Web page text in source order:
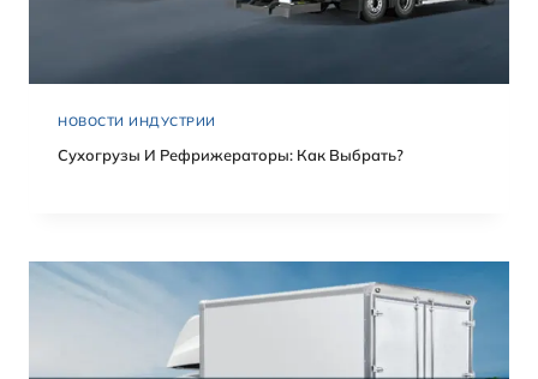
НОВОСТИ ИНДУСТРИИ
Сухогрузы И Рефрижераторы: Как Выбрать?